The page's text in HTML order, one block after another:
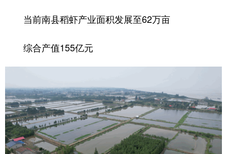
当前南县稻虾产业面积发展至62万亩
综合产值155亿元